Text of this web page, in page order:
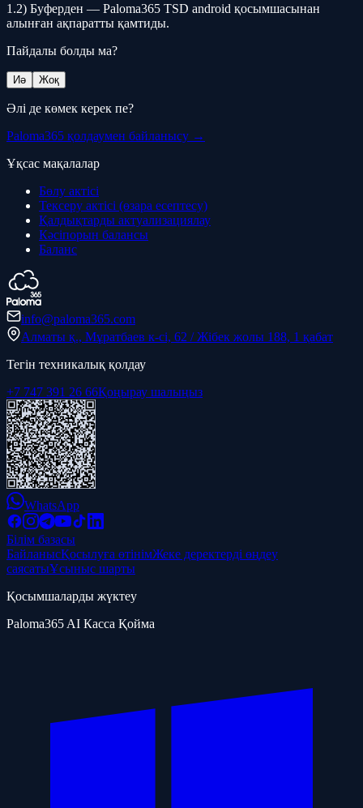
1.2) Буферден — Paloma365 TSD android қосымшасынан
алынған ақпаратты қамтиды.
Пайдалы болды ма?
Иә Жоқ
Әлі де көмек керек пе?
Paloma365 қолдаумен байланысу →
Ұқсас мақалалар
Бөлу актісі
Тексеру актісі (өзара есептесу)
Қалдықтарды актуализациялау
Кәсіпорын балансы
Баланс
info@paloma365.com
Алматы қ., Мұратбаев к-сі, 62 / Жібек жолы 188, 1 қабат
Тегін техникалық қолдау
+7 747 391 26 66Қоңырау шалыңыз
WhatsApp
Білім базасы
БайланысҚосылуға өтінімЖеке деректерді өңдеу
саясатыҰсыныс шарты
Қосымшаларды жүктеу
Paloma365 AI Касса Қойма